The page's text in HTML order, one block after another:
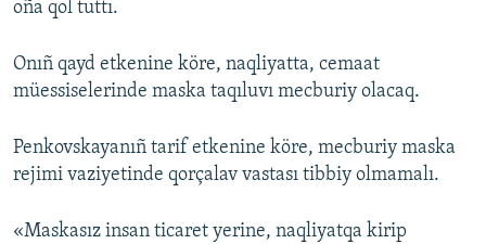
oña qol tuttı.
Onıñ qayd etkenine köre, naqliyatta, cemaat
müessiselerinde maska taqıluvı mecburiy olacaq.
Penkovskayanıñ tarif etkenine köre, mecburiy maska
rejimi vaziyetinde qorçalav vastası tibbiy olmamalı.
«Maskasız insan ticaret yerine, naqliyatqa kirip